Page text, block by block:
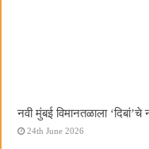
नवी मुंबई विमानतळाला
24th June 2026